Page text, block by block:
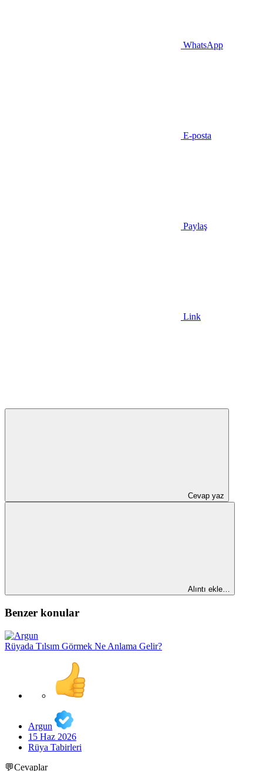
WhatsApp
E-posta
Paylaş
Link
Cevap yaz
Alıntı ekle…
Benzer konular
Rüyada Tılsım Görmek Ne Anlama Gelir?
Argun
15 Haz 2026
Rüya Tabirleri
💬Cevaplar